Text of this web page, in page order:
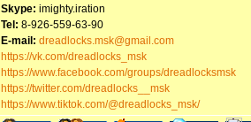
Skype: imighty.iration
Tel: 8-926-559-63-90
E-mail: dreadlocks.msk@gmail.com
https://vk.com/dreadlocks_msk
https://www.facebook.com/groups/dreadlocksmsk
https://twitter.com/dreadlocks__msk
https://www.tiktok.com/@dreadlocks_msk/